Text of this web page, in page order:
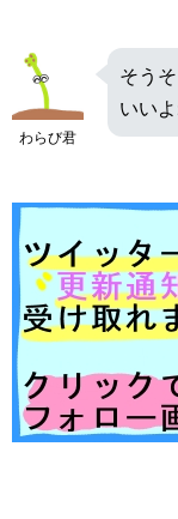
わらび君
そう
いい